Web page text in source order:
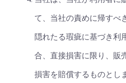
て、当社の責めに帰すべ
隠れたる瑕疵に基づき利
合、直接損害に限り、販
損害を賠償するものとし